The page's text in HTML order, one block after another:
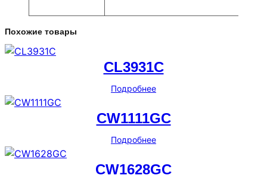
Похожие товары
CL3931C
Подробнее
CW1111GC
Подробнее
CW1628GC